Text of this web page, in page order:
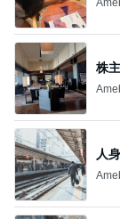
株
人